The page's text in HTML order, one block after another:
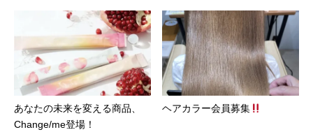
あなたの未来を変える商品、
Change/me登場！
ヘアカラー会員募集